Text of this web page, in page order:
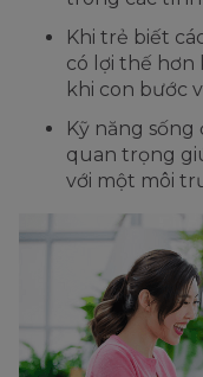
Khi trẻ biết
có lợi thế hơn
khi con bước
Kỹ năng
quan trọng
với một môi